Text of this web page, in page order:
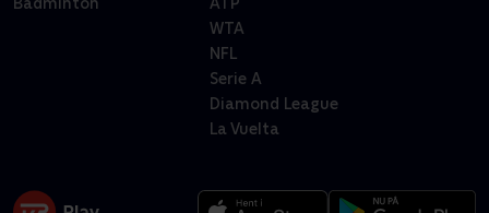
Badminton
ATP
WTA
NFL
Serie A
Diamond League
La Vuelta